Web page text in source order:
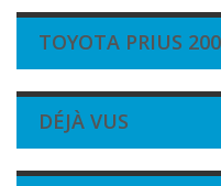
TOYOTA PRIUS
DÉJÀ VUS